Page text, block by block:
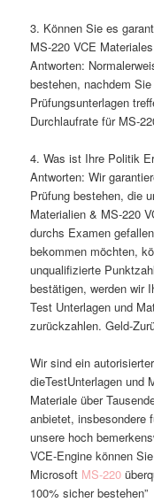
3. Können Sie es
MS-220 VCE
Antworten:
bestehen, nachdem
Prüfungsunterlagen
Durchlaufrate für MS-
4. Was ist Ihre Politik
Antworten: Wir
Prüfung bestehen, die
Materialien & MS-220
durchs Examen
bekommen möchten,
unqualifizierte
bestätigen, werden wir
Test Unterlagen und
zurückzahlen. Geld-
Wir sind ein
dieTestUnterlagen und
Materiale über
anbietet, insbesondere
unsere hoch
VCE-Engine können
Microsoft MS-220
100% sicher bestehen”